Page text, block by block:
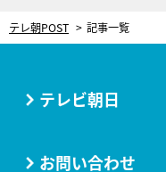
テレ朝POST 記事一覧
テレビ朝日
お問い合わせ